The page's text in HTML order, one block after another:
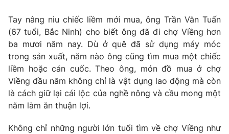
Tay nâng niu chiếc liềm mới mua, ông Trần Văn Tuấn
(67 tuổi, Bắc Ninh) cho biết ông đã đi chợ Viềng hơn
ba mươi năm nay. Dù ở quê đã sử dụng máy móc
trong sản xuất, năm nào ông cũng tìm mua một chiếc
liềm hoặc cán cuốc. Theo ông, món đồ mua ở chợ
Viềng đầu năm không chỉ là vật dụng lao động mà còn
là cách giữ lại cái lộc của nghề nông và cầu mong một
năm làm ăn thuận lợi.
Không chỉ những người lớn tuổi tìm về chợ Viềng như